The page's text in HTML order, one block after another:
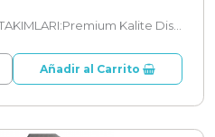
DİSK BALATA TAKIMLARI:Premium Kalite Disk Balata Takımları
Añadir al Carrito